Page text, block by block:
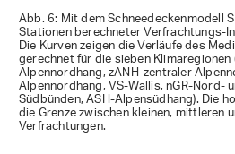
Abb. 6: Mit dem Schneedeckenmodell
Stationen berechneter Verfrachtungs-
Die Kurven zeigen die Verläufe des
gerechnet für die sieben
Alpennordhang, zANH-zentraler
Alpennordhang, VS-Wallis, nGR-Nord-
Südbünden, ASH-Alpensüdhang). Die
die Grenze zwischen kleinen, mittleren
Verfrachtungen.